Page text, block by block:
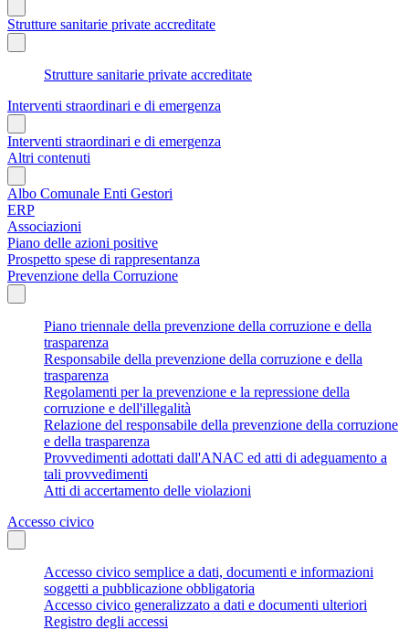
Strutture sanitarie private accreditate
Strutture sanitarie private accreditate
Interventi straordinari e di emergenza
Interventi straordinari e di emergenza
Altri contenuti
Albo Comunale Enti Gestori
ERP
Associazioni
Piano delle azioni positive
Prospetto spese di rappresentanza
Prevenzione della Corruzione
Piano triennale della prevenzione della corruzione e della
trasparenza
Responsabile della prevenzione della corruzione e della
trasparenza
Regolamenti per la prevenzione e la repressione della
corruzione e dell'illegalità
Relazione del responsabile della prevenzione della corruzione
e della trasparenza
Provvedimenti adottati dall'ANAC ed atti di adeguamento a
tali provvedimenti
Atti di accertamento delle violazioni
Accesso civico
Accesso civico semplice a dati, documenti e informazioni
soggetti a pubblicazione obbligatoria
Accesso civico generalizzato a dati e documenti ulteriori
Registro degli accessi